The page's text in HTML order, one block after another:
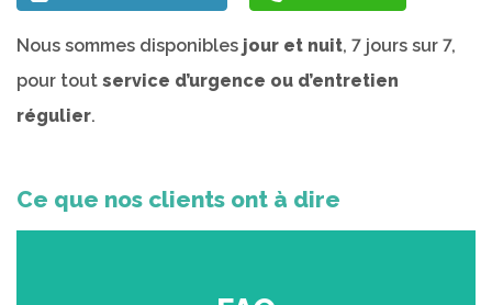
Nous sommes disponibles jour et nuit, 7 jours sur 7,
pour tout service d’urgence ou d’entretien
régulier.
Ce que nos clients ont à dire